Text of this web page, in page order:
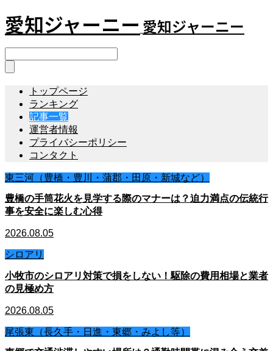
愛知ジャーニー 愛知ジャーニー
トップページ
ランキング
記事一覧
運営者情報
プライバシーポリシー
コンタクト
東三河（豊橋・豊川・蒲郡・田原・新城など）
豊橋の手筒花火を見学する際のマナーは？迫力満点の伝統行
事を安全に楽しむ心得
2026.08.05
シロアリ
小牧市のシロアリ対策で損をしない！駆除の費用相場と業者
の見極め方
2026.08.05
尾張東（長久手・日進・東郷・みよし等）